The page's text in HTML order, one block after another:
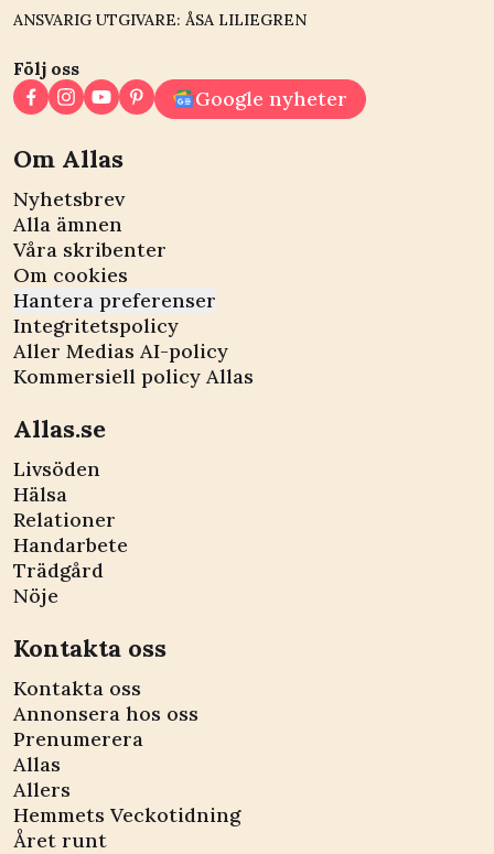
ANSVARIG UTGIVARE: ÅSA LILIEGREN
Följ oss
Google nyheter
Om Allas
Nyhetsbrev
Alla ämnen
Våra skribenter
Om cookies
Hantera preferenser
Integritetspolicy
Aller Medias AI-policy
Kommersiell policy Allas
Allas.se
Livsöden
Hälsa
Relationer
Handarbete
Trädgård
Nöje
Kontakta oss
Kontakta oss
Annonsera hos oss
Prenumerera
Allas
Allers
Hemmets Veckotidning
Året runt